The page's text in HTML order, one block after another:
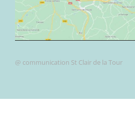
@ communication St Clair de la Tour